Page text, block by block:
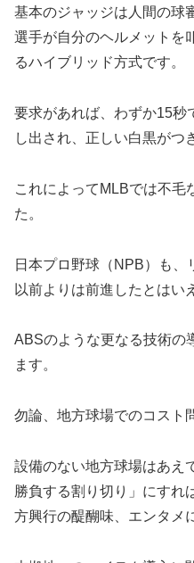
基本のジャッジは人間の球
選手が自分のヘルメットを
るハイブリッド方式です。
要求があれば、わずか15秒
し出され、正しい白黒がつ
これによってMLBでは不毛
た。
日本プロ野球（NPB）も、
以前よりは前進したとはい
ABSのような更なる技術の
ます。
勿論、地方球場でのコスト
設備のない地方球場はあえ
勝負する割り切り」にすれ
方興行の醍醐味、エンタメ